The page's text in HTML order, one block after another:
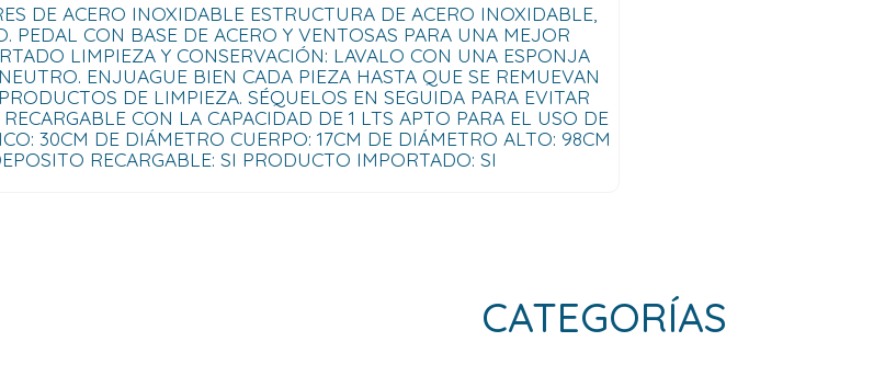
DE ACERO INOXIDABLE ESTRUCTURA DE ACERO INOXIDABLE,
PEDAL CON BASE DE ACERO Y VENTOSAS PARA UNA MEJOR
LIMPIEZA Y CONSERVACIÓN: LAVALO CON UNA ESPONJA
ENJUAGUE BIEN CADA PIEZA HASTA QUE SE REMUEVAN
DE LIMPIEZA. SÉQUELOS EN SEGUIDA PARA EVITAR
CON LA CAPACIDAD DE 1 LTS APTO PARA EL USO DE
30CM DE DIÁMETRO CUERPO: 17CM DE DIÁMETRO ALTO: 98CM
RECARGABLE: SI PRODUCTO IMPORTADO: SI
CATEGORÍAS